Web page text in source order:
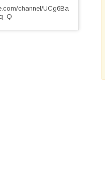
channel/UCg6Ba